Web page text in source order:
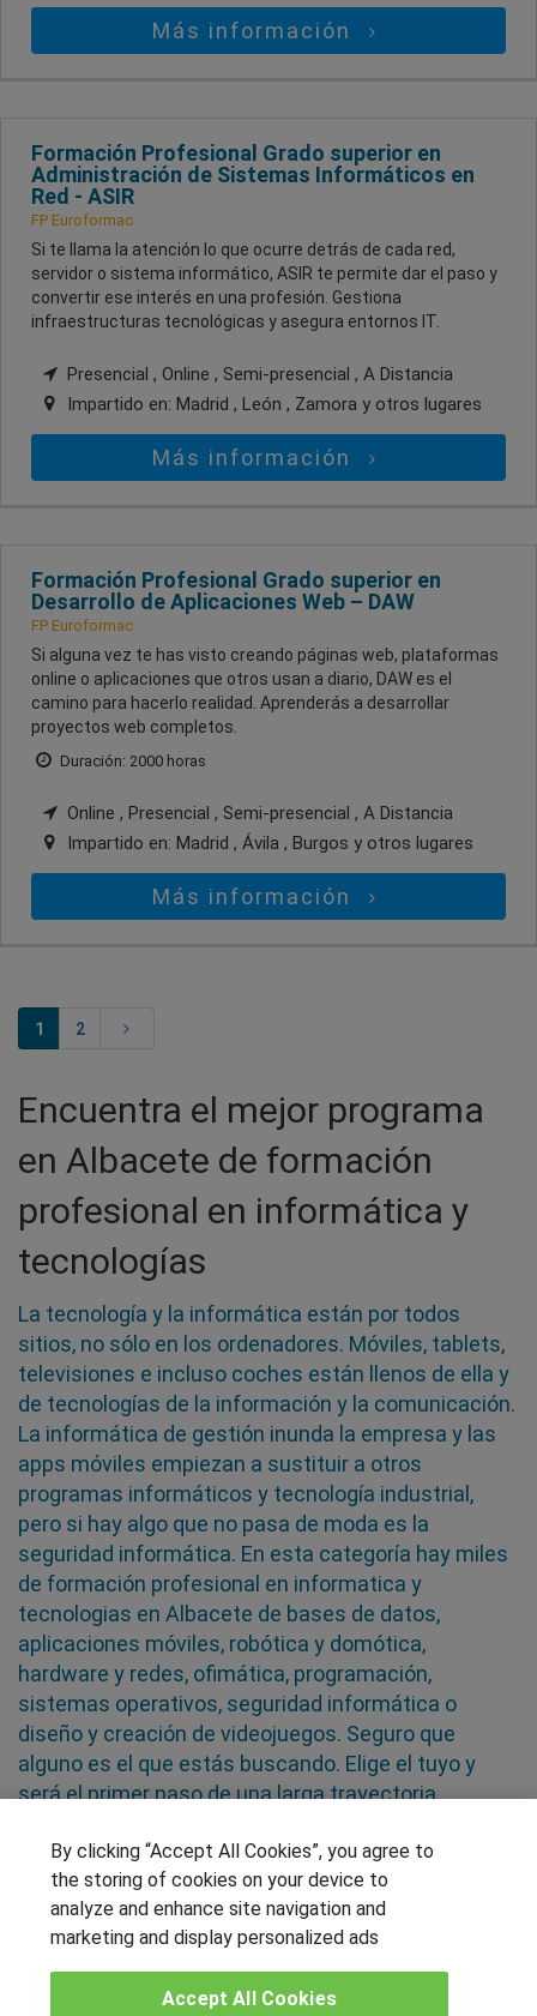
Más información
Formación Profesional Grado superior en
Administración de Sistemas Informáticos en
Red - ASIR
FP Euroformac
Si te llama la atención lo que ocurre detrás de cada red,
servidor o sistema informático, ASIR te permite dar el paso y
convertir ese interés en una profesión. Gestiona
infraestructuras tecnológicas y asegura entornos IT.
Presencial , Online , Semi-presencial , A Distancia
Impartido en: Madrid , León , Zamora y otros lugares
Más información
Formación Profesional Grado superior en
Desarrollo de Aplicaciones Web – DAW
FP Euroformac
Si alguna vez te has visto creando páginas web, plataformas
online o aplicaciones que otros usan a diario, DAW es el
camino para hacerlo realidad. Aprenderás a desarrollar
proyectos web completos.
Duración: 2000 horas
Online , Presencial , Semi-presencial , A Distancia
Impartido en: Madrid , Ávila , Burgos y otros lugares
Más información
1 2
Encuentra el mejor programa
en Albacete de formación
profesional en informática y
tecnologías
La tecnología y la informática están por todos
sitios, no sólo en los ordenadores. Móviles, tablets,
televisiones e incluso coches están llenos de ella y
de tecnologías de la información y la comunicación.
La informática de gestión inunda la empresa y las
apps móviles empiezan a sustituir a otros
programas informáticos y tecnología industrial,
pero si hay algo que no pasa de moda es la
seguridad informática. En esta categoría hay miles
de formación profesional en informatica y
tecnologias en Albacete de bases de datos,
aplicaciones móviles, robótica y domótica,
hardware y redes, ofimática, programación,
sistemas operativos, seguridad informática o
diseño y creación de videojuegos. Seguro que
alguno es el que estás buscando. Elige el tuyo y
será el primer paso de una larga trayectoria
SÍGUENOS EN LAS REDES
OTROS GRUPOS DE INTERES
By clicking “Accept All Cookies”, you agree to
the storing of cookies on your device to
analyze and enhance site navigation and
marketing and display personalized ads
Accept All Cookies